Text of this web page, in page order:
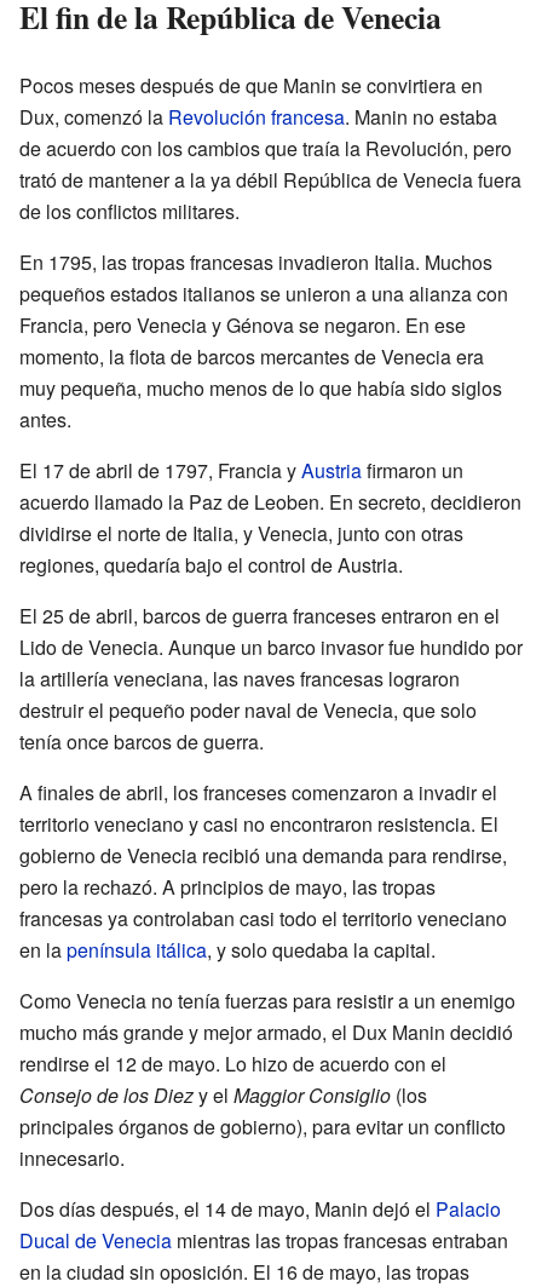
El fin de la República de Venecia
Pocos meses después de que Manin se convirtiera en
Dux, comenzó la Revolución francesa. Manin no estaba
de acuerdo con los cambios que traía la Revolución, pero
trató de mantener a la ya débil República de Venecia fuera
de los conflictos militares.
En 1795, las tropas francesas invadieron Italia. Muchos
pequeños estados italianos se unieron a una alianza con
Francia, pero Venecia y Génova se negaron. En ese
momento, la flota de barcos mercantes de Venecia era
muy pequeña, mucho menos de lo que había sido siglos
antes.
El 17 de abril de 1797, Francia yAustriafirmaron un
acuerdo llamado la Paz de Leoben. En secreto, decidieron
dividirse el norte de Italia, y Venecia, junto con otras
regiones, quedaría bajo el control de Austria.
El 25 de abril, barcos de guerra franceses entraron en el
Lido de Venecia. Aunque un barco invasor fue hundido por
la artillería veneciana, las naves francesas lograron
destruir el pequeño poder naval de Venecia, que solo
tenía once barcos de guerra.
A finales de abril, los franceses comenzaron a invadir el
territorio veneciano y casi no encontraron resistencia. El
gobierno de Venecia recibió una demanda para rendirse,
pero la rechazó. A principios de mayo, las tropas
francesas ya controlaban casi todo el territorio veneciano
en lapenínsula itálica, y solo quedaba la capital.
Como Venecia no tenía fuerzas para resistir a un enemigo
mucho más grande y mejor armado, el Dux Manin decidió
rendirse el 12 de mayo. Lo hizo de acuerdo con el
Consejo de los Diezy el Maggior Consiglio (los
principales órganos de gobierno), para evitar un conflicto
innecesario.
Dos días después, el 14 de mayo, Manin dejó el Palacio
Ducal de Venecia mientras las tropas francesas entraban
en la ciudad sin oposición. El 16 de mayo, las tropas